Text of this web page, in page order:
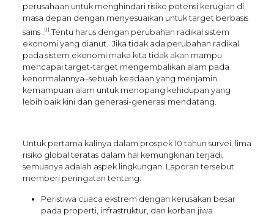
perusahaan untuk menghindari risiko potensi kerugian di
masa depan dengan menyesuaikan untuk target berbasis
sains . iii Tentu harus dengan perubahan radikal sistem
ekonomi yang dianut. Jika tidak ada perubahan radikal
pada sistem ekonomi maka kita tidak akan mampu
mencapai target-target mengembalikan alam pada
kenormalannya–sebuah keadaan yang menjamin
kemampuan alam untuk menopang kehidupan yang
lebih baik kini dan generasi-generasi mendatang.
Untuk pertama kalinya dalam prospek 10 tahun survei, lima
risiko global teratas dalam hal kemungkinan terjadi,
semuanya adalah aspek lingkungan. Laporan tersebut
memberi peringatan tentang:
Peristiwa cuaca ekstrem dengan kerusakan besar
pada properti, infrastruktur, dan korban jiwa